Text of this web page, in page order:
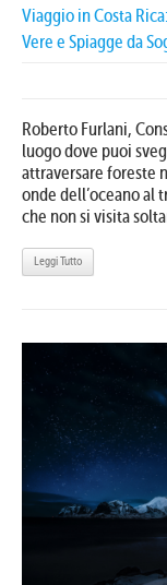
Viaggio in Costa
Vere e Spiagge da
Roberto Furlani,
luogo dove puoi
attraversare foreste
onde dell’oceano al
che non si visita
Leggi Tutto